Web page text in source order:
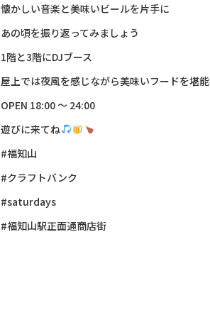
懐かしい音楽と美味いビールを片手に
あの頃を振り返ってみましょう
1階と3階にDJブース
屋上では夜風を感じながら美味いフードを堪能
OPEN 18:00 〜 24:00
遊びに来てね
#福知山
#クラフトバンク
#saturdays
#福知山駅正面通商店街